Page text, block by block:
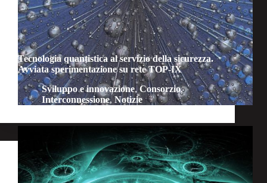
Tecnologia quantistica al servizio della sicurezza.
Avviata sperimentazione su rete TOP-IX
Sviluppo e innovazione, Consorzio,
Interconnessione, Notizie